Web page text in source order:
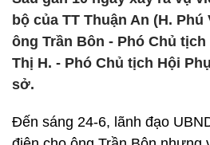
bộ của TT Thuận An (H. Phú
ông Trần Bôn - Phó Chủ tịch
Thị H. - Phó Chủ tịch Hội
sở.
Đến sáng 24-6, lãnh đạo